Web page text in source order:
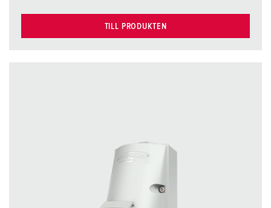
TILL PRODUKTEN